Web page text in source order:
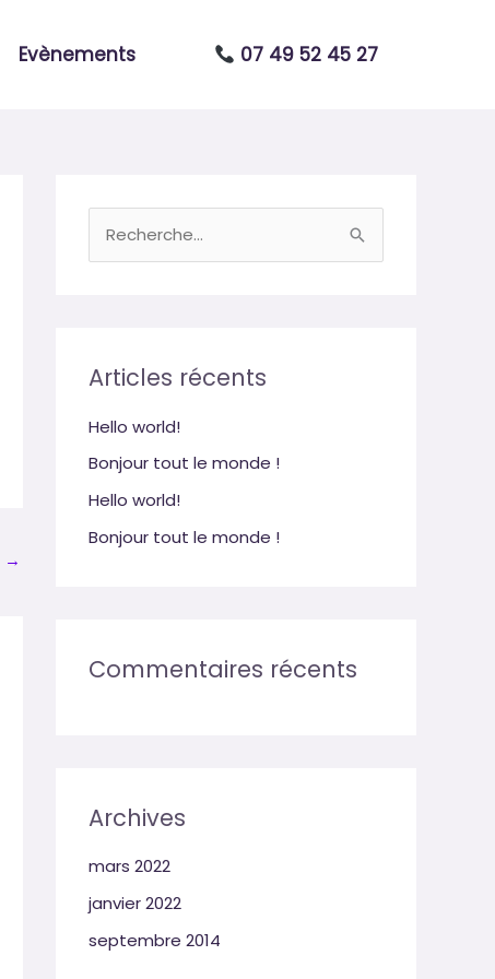
Evènements 07 49 52 45 27
→
e
c
h
e
r
Articles récents
Hello world!
Bonjour tout le monde !
Hello world!
Bonjour tout le monde !
Commentaires récents
Archives
mars 2022
janvier 2022
septembre 2014